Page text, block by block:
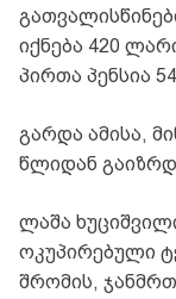
იქნება 420
პირთა პენსია
გარდა ამისა,
წლიდან
ლაშა
ოკუპირებული
შრომის,